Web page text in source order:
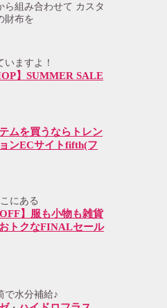
ら組み合わせて カスタ
財布を
いますよ！
】SUMMER SALE
ムを買うならトレン
ンECサイトfifth(フ
にある
OFF】服も小物も雑貨
トクなFINALセール
で水分補給♪